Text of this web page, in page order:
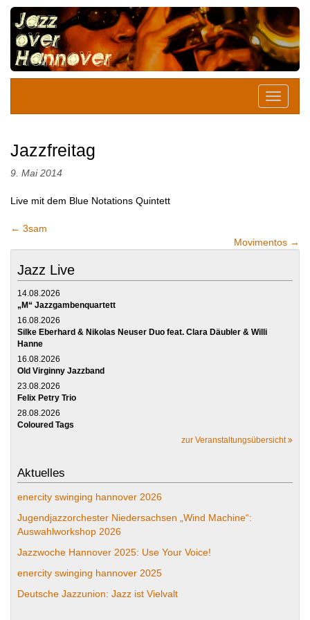
Jazzfreitag
9. Mai 2014
Live mit dem Blue Notations Quintett
← 3sam
Movimentos →
Jazz Live
14.08.2026
„M“ Jazzgambenquartett
16.08.2026
Silke Eberhard & Nikolas Neuser Duo feat. Clara Däubler & Willi
Hanne
16.08.2026
Old Virginny Jazzband
23.08.2026
Felix Petry Trio
28.08.2026
Coloured Tags
zur Veranstaltungsübersicht
Aktuelles
enercity swinging hannover 2026
Jugendjazzorchester Niedersachsen „Wind Machine“:
Auswahlworkshop 2026
Jazzwoche Hannover 2025: Use Your Voice!
enercity swinging hannover 2025
Deutsche Jazzunion: Jazz ist Vielvalt